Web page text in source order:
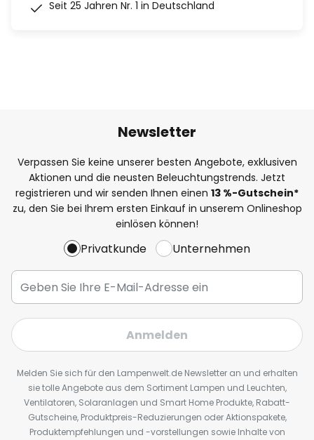
Seit 25 Jahren Nr. 1 in Deutschland
Newsletter
Verpassen Sie keine unserer besten Angebote, exklusiven
Aktionen und die neusten Beleuchtungstrends. Jetzt
registrieren und wir senden Ihnen einen 13 %-Gutschein*
zu, den Sie bei Ihrem ersten Einkauf in unserem Onlineshop
einlösen können!
Privatkunde Unternehmen
Anmelden
Melden Sie sich für den Lampenwelt.de Newsletter an und erhalten
sie tolle Angebote aus dem Sortiment Lampen und Leuchten,
Ventilatoren, Solaranlagen und Smart Home Produkte, Rabatt-
Gutscheine, Produktpreis-Reduzierungen oder Aktionspakete,
Produktempfehlungen und -vorstellungen sowie Inhalte von